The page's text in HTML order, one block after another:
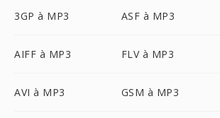
3GP à MP3 ASF à MP3
AIFF à MP3 FLV à MP3
AVI à MP3 GSM à MP3